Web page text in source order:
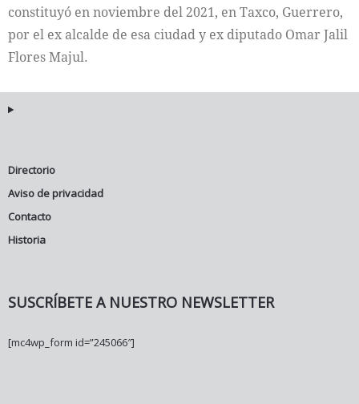
constituyó en noviembre del 2021, en Taxco, Guerrero,
por el ex alcalde de esa ciudad y ex diputado Omar Jalil
Flores Majul.
Directorio
Aviso de privacidad
Contacto
Historia
SUSCRÍBETE A NUESTRO NEWSLETTER
[mc4wp_form id=”245066″]